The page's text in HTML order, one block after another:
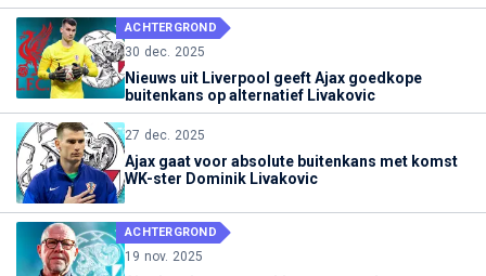
ACHTERGROND
30 dec. 2025
Nieuws uit Liverpool geeft Ajax goedkope
buitenkans op alternatief Livakovic
27 dec. 2025
Ajax gaat voor absolute buitenkans met komst
WK-ster Dominik Livakovic
ACHTERGROND
19 nov. 2025